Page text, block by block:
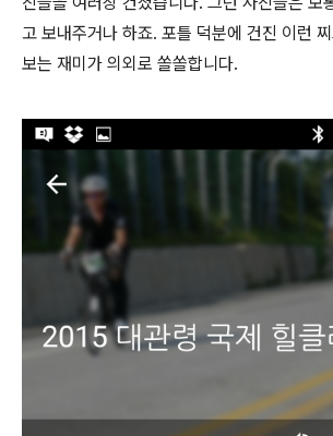
고 보내주거나 하죠. 포틀 덕분에 건진 이런
보는 재미가 의외로 쏠쏠합니다.